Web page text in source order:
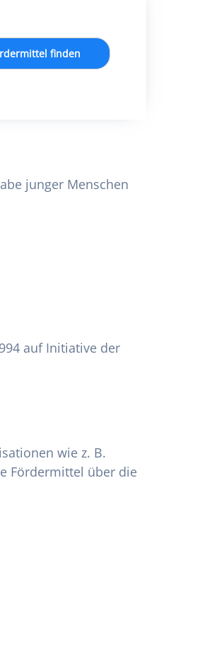
finden
junger Menschen
auf Initiative der
wie z. B.
Fördermittel über die